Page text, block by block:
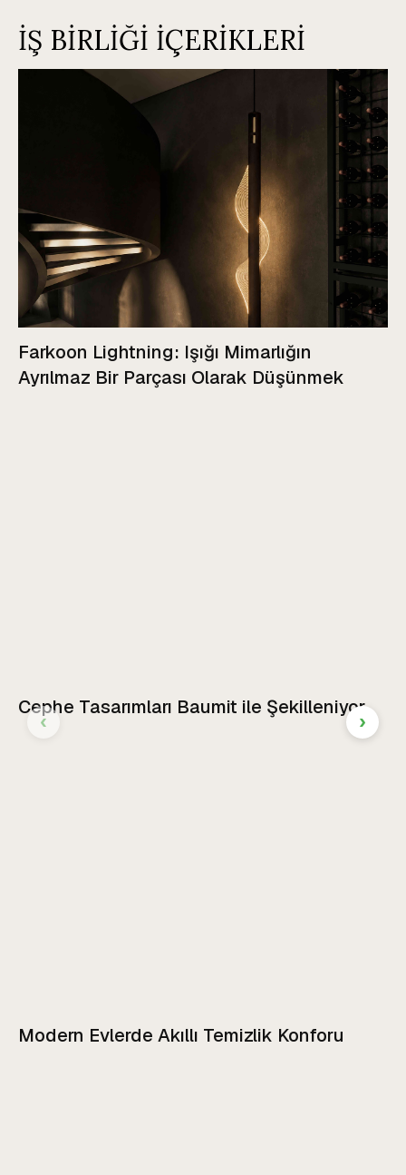
İŞ BİRLİĞİ İÇERİKLERİ
Farkoon Lightning: Işığı Mimarlığın
Ayrılmaz Bir Parçası Olarak Düşünmek
Cephe Tasarımları Baumit ile Şekilleniyor
Modern Evlerde Akıllı Temizlik Konforu